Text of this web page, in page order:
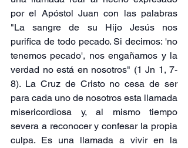
por el Apóstol Juan con las palabras
"La sangre de su Hijo Jesús nos
purifica de todo pecado. Si decimos: 'no
tenemos pecado', nos engañamos y la
verdad no está en nosotros" (1 Jn 1, 7-
8). La Cruz de Cristo no cesa de ser
para cada uno de nosotros esta llamada
misericordiosa y, al mismo tiempo
severa a reconocer y confesar la propia
culpa. Es una llamada a vivir en la